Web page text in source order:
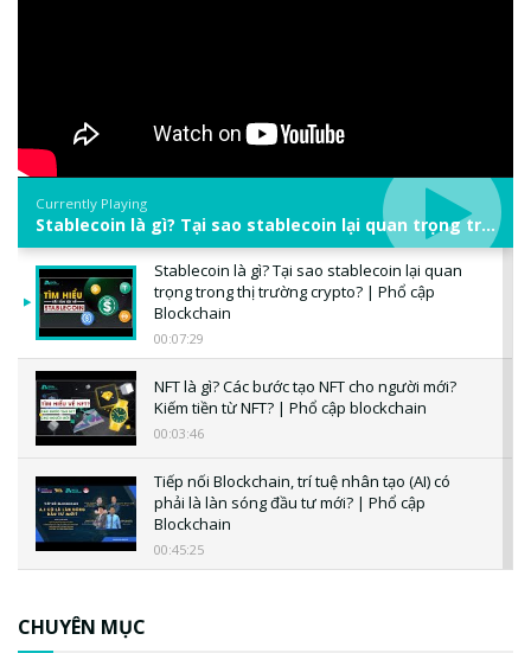
Currently Playing
Stablecoin là gì? Tại sao stablecoin lại quan trọng trong thị trường crypto? | Phổ cập Blockchain
Stablecoin là gì? Tại sao stablecoin lại quan
trọng trong thị trường crypto? | Phổ cập
Blockchain
00:07:29
NFT là gì? Các bước tạo NFT cho người mới?
Kiếm tiền từ NFT? | Phổ cập blockchain
00:03:46
Tiếp nối Blockchain, trí tuệ nhân tạo (AI) có
phải là làn sóng đầu tư mới? | Phổ cập
Blockchain
00:45:25
CHUYÊN MỤC